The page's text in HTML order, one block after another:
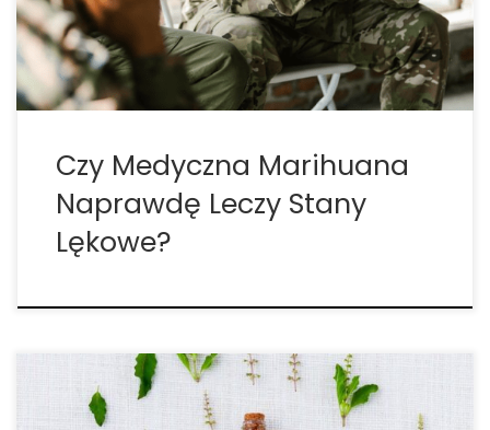
marihuana pomaga na stany lękowe? Kiedy
większość ludzi myśli o lęku, zwykle […]
Czy Medyczna Marihuana
Naprawdę Leczy Stany
Lękowe?
Badania pokazują, że marihuana może być